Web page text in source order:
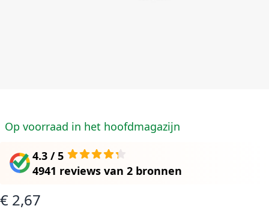
Op voorraad in het hoofdmagazijn
4.3 / 5
4941 reviews van 2 bronnen
€ 2,67